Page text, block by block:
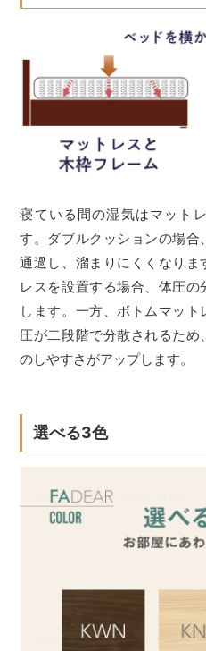
寝ている間の湿気はマット
す。ダブルクッションの場
通過し、溜まりにくくなりま
レスを設置する場合、体圧
します。一方、ボトムマッ
圧が二段階で分散されるため
のしやすさがアップします。
選べる3色